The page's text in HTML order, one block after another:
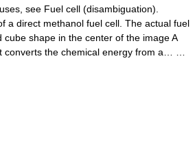
see Fuel cell (disambiguation).
a direct methanol fuel cell. The actual fuel
cube shape in the center of the image A
converts the chemical energy from a… …